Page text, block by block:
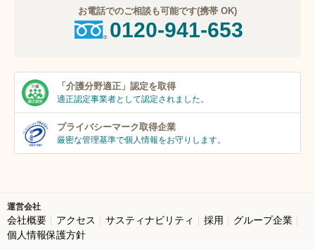
お電話でのご相談も可能です(携帯 OK)
0120-941-653
「介護分野適正」 認定を取得
適正認定事業者として認定されました。
プライバシーマーク取得企業
厳密な管理基準で個人情報をお守りします。
運営会社
会社概要 アクセス サスティナビリティ 採用
グループ企業
個人情報保護方針